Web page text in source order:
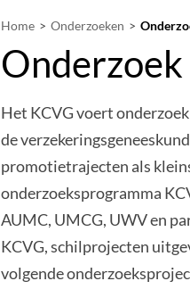
Home Onderzoeken
Onderzoek
Het KCVG voert
de
promotietrajecten als
onderzoeksprogramma
AUMC, UMCG, UWV en
KCVG, schilprojecten
volgende